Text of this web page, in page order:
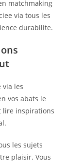
matchmaking
via tous les
durabilite.
via les
vos abats le
lire inspirations
les sujets
plaisir. Vous